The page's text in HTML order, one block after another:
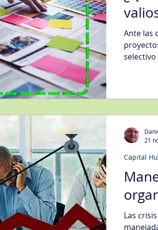
Gestión de Quejas Gestión
Continua Metodologías Nivel
Digital Ventas Compras
Ante las
selectivo
Las
Capital
21